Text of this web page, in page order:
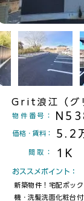
Grit浪江（グ
物件番号 ：
​価格・賃料： 5.2
間取 ： 1K
​おススメポイント：
新築物件！宅配ボッ
機・洗髪洗面化粧台付